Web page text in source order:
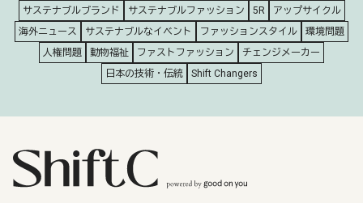
サステナブルブランド サステナブルファッション 5R
アップサイクル
海外ニュース
サステナブルなイベント ファッションスタイル
環境問題
人権問題
動物福祉 ファストファッション
チェンジメーカー
日本の技術・伝統
Shift Changers